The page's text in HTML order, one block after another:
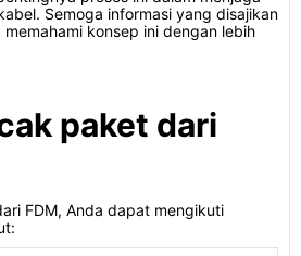
Semoga informasi yang disajikan
konsep ini dengan lebih
paket dari
FDM, Anda dapat mengikuti